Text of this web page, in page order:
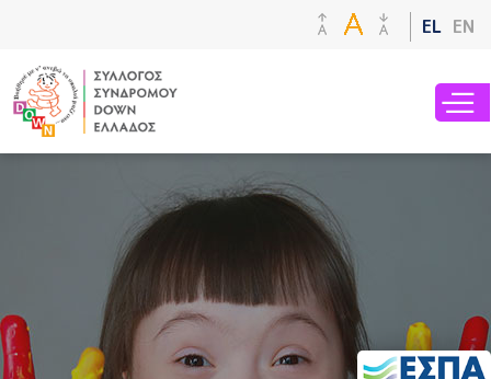
EL EN